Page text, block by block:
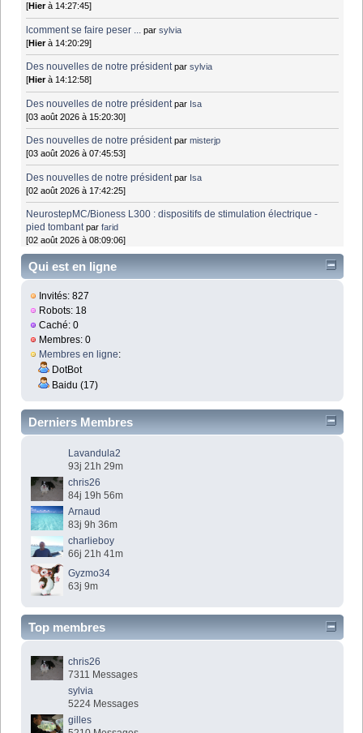
[Hierà 14:27:45]
lcomment se faire peser ... parsylvia
[Hierà 14:20:29]
Des nouvelles de notre président parsylvia
[Hierà 14:12:58]
Des nouvelles de notre président par Isa
[03 août 2026 à 15:20:30]
Des nouvelles de notre président parmisterjp
[03 août 2026 à 07:45:53]
Des nouvelles de notre président par Isa
[02 août 2026 à 17:42:25]
NeurostepMC/Bioness L300 : dispositifs de stimulation électrique -
pied tombant parfarid
[02 août 2026 à 08:09:06]
Qui est en ligne
Invités: 827
Robots: 18
Caché: 0
Membres: 0
Membres en ligne:
DotBot
Baidu (17)
Derniers Membres
Lavandula2
93j 21h 29m
chris26
84j 19h 56m
Arnaud
83j 9h 36m
charlieboy
66j 21h 41m
Gyzmo34
63j 9m
Top membres
chris26
7311 Messages
sylvia
5224 Messages
gilles